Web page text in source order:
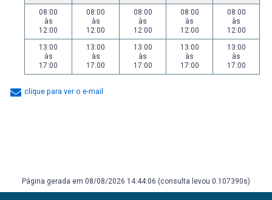
08:00
às
12:00
08:00
às
12:00
08:00
às
12:00
08:00
às
12:00
08:00
às
12:00
13:00
às
17:00
13:00
às
17:00
13:00
às
17:00
13:00
às
17:00
13:00
às
17:00
clique para ver o e-mail
Página gerada em 08/08/2026 14:44:06 (consulta levou 0.107390s)